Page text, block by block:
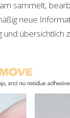
sammelt,
neue
und übersichtlich